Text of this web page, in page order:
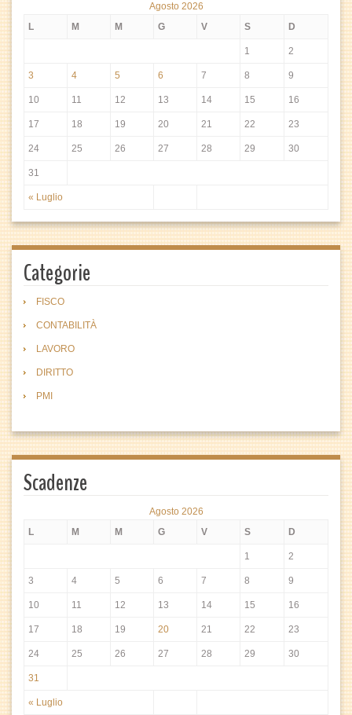
Agosto 2026
L
M M G V S D
« Luglio
1 2
3 4 5 6 7 8 9
10 11 12 13 14 15 16
17 18 19 20 21 22 23
24 25 26 27 28 29 30
31
Categorie
FISCO
CONTABILITÀ
LAVORO
DIRITTO
PMI
Scadenze
Agosto 2026
L
M M G V S D
« Luglio
1 2
3 4 5 6 7 8 9
10 11 12 13 14 15 16
17 18 19 20 21 22 23
24 25 26 27 28 29 30
31